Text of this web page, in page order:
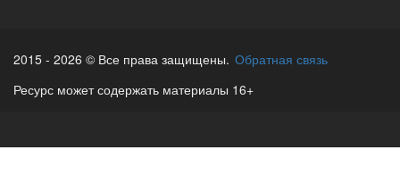
2015 - 2026 © Все права защищены. Обратная связь
Ресурс может содержать материалы 16+